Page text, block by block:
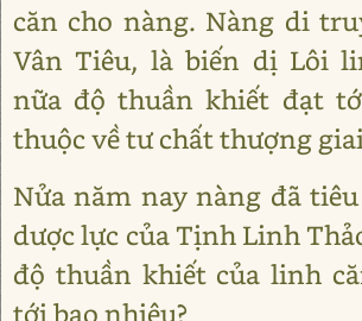
căn cho nàng. Nàng di
Vân Tiêu, là biến dị Lôi
nữa độ thuần khiết đạt
thuộc về tư chất thượng
Nửa năm nay nàng đã
dược lực của Tịnh Linh
độ thuần khiết của linh
tới bao nhiêu?